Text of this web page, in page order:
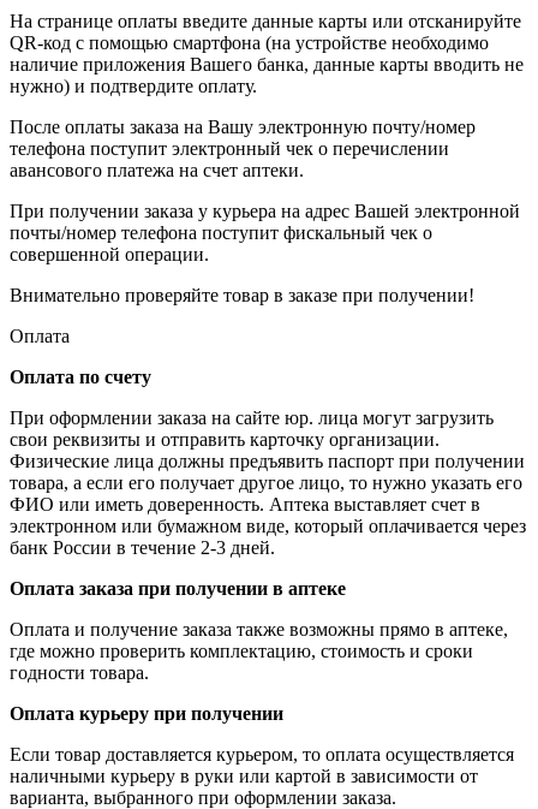
На странице оплаты введите данные карты или отсканируйте
QR-код с помощью смартфона (на устройстве необходимо
наличие приложения Вашего банка, данные карты вводить не
нужно) и подтвердите оплату.
После оплаты заказа на Вашу электронную почту/номер
телефона поступит электронный чек о перечислении
авансового платежа на счет аптеки.
При получении заказа у курьера на адрес Вашей электронной
почты/номер телефона поступит фискальный чек о
совершенной операции.
Внимательно проверяйте товар в заказе при получении!
Оплата
Оплата по счету
При оформлении заказа на сайте юр. лица могут загрузить
свои реквизиты и отправить карточку организации.
Физические лица должны предъявить паспорт при получении
товара, а если его получает другое лицо, то нужно указать его
ФИО или иметь доверенность. Аптека выставляет счет в
электронном или бумажном виде, который оплачивается через
банк России в течение 2-3 дней.
Оплата заказа при получении в аптеке
Оплата и получение заказа также возможны прямо в аптеке,
где можно проверить комплектацию, стоимость и сроки
годности товара.
Оплата курьеру при получении
Если товар доставляется курьером, то оплата осуществляется
наличными курьеру в руки или картой в зависимости от
варианта, выбранного при оформлении заказа.